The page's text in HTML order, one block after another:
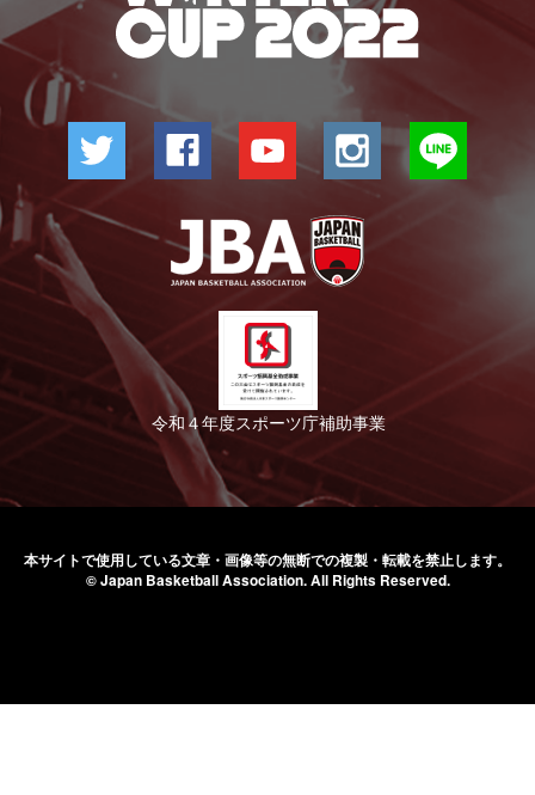
令和４年度スポーツ庁補助事業
本サイトで使用している文章・画像等の無断での複製・転載を禁止します。
© Japan Basketball Association.All Rights Reserved.